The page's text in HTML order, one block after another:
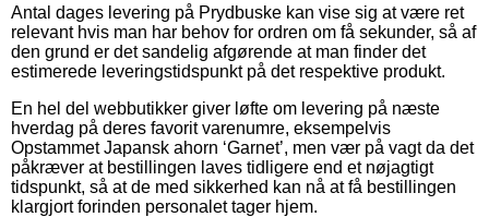
Antal dages levering på Prydbuske kan vise sig at være ret
relevant hvis man har behov for ordren om få sekunder, så af
den grund er det sandelig afgørende at man finder det
estimerede leveringstidspunkt på det respektive produkt.
En hel del webbutikker giver løfte om levering på næste
hverdag på deres favorit varenumre, eksempelvis
Opstammet Japansk ahorn ‘Garnet’, men vær på vagt da det
påkræver at bestillingen laves tidligere end et nøjagtigt
tidspunkt, så at de med sikkerhed kan nå at få bestillingen
klargjort forinden personalet tager hjem.